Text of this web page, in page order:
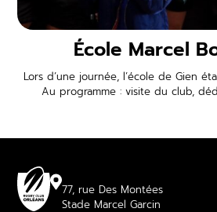
École Marcel
Lors d’une journée, l’école de Gien
Au programme : visite du club,
77, rue Des Montées
Stade Marcel Garcin